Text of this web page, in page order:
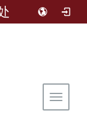
Toggle